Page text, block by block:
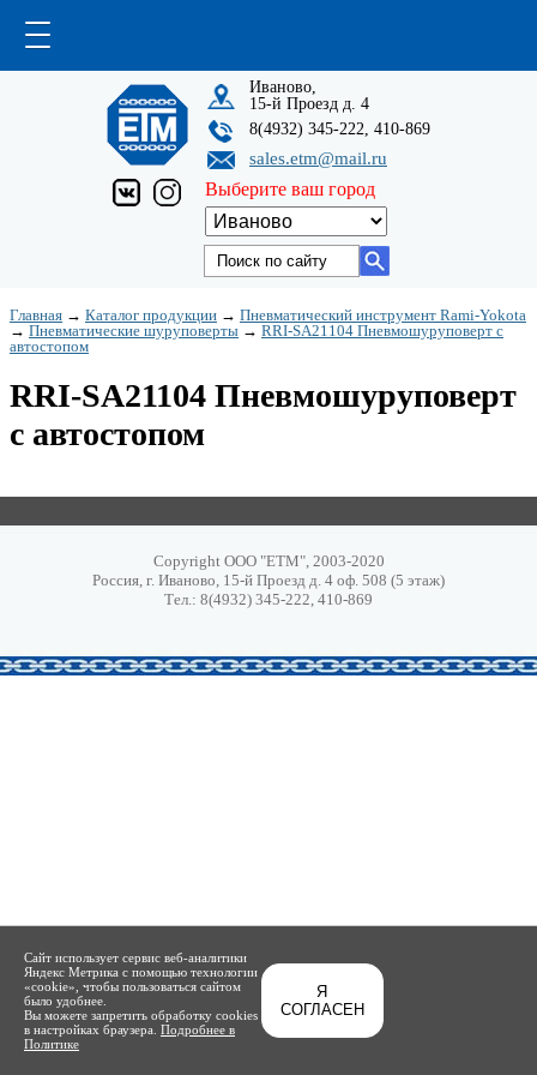
Иваново,
15-й Проезд д. 4
8(4932) 345-222, 410-869
sales.etm@mail.ru
Выберите ваш город
Главная → Каталог продукции → Пневматический инструмент Rami-Yokota
→ Пневматические шуруповерты → RRI-SA21104 Пневмошуруповерт с
автостопом
RRI-SA21104 Пневмошуруповерт
с автостопом
Copyright ООО "ЕТМ", 2003-2020
Россия, г. Иваново, 15-й Проезд д. 4 оф. 508 (5 этаж)
Тел.: 8(4932) 345-222, 410-869
Сайт использует сервис веб-аналитики
Яндекс Метрика с помощью технологии
«cookie», чтобы пользоваться сайтом
было удобнее.
Вы можете запретить обработку cookies
в настройках браузера. Подробнее в
Политике
Я
СОГЛАСЕН